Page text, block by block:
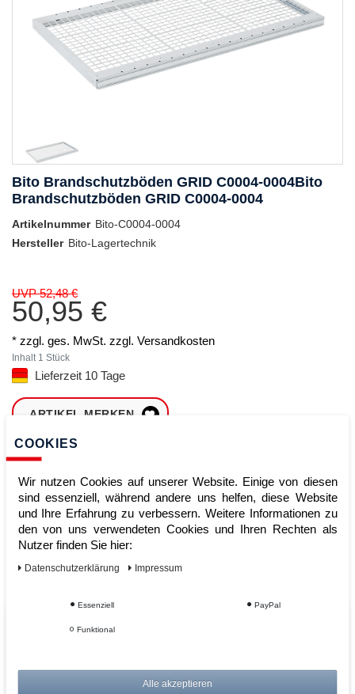
Bito Brandschutzböden GRID C0004-0004Bito
Brandschutzböden GRID C0004-0004
Artikelnummer Bito-C0004-0004
Hersteller Bito-Lagertechnik
UVP 52,48 €
50,95 €
* zzgl. ges. MwSt. zzgl. Versandkosten
Inhalt 1 Stück
Lieferzeit 10 Tage
ARTIKEL MERKEN
Sofort lieferbar
Vom Profi für Profis - Ihre Vorteile
COOKIES
Wir nutzen Cookies auf unserer Website. Einige von diesen
sind essenziell, während andere uns helfen, diese Website
und Ihre Erfahrung zu verbessern. Weitere Informationen zu
den von uns verwendeten Cookies und Ihren Rechten als
Nutzer finden Sie hier:
Daten­schutz­erklärung Impressum
Essenziell PayPal
Funktional
Alle akzeptieren